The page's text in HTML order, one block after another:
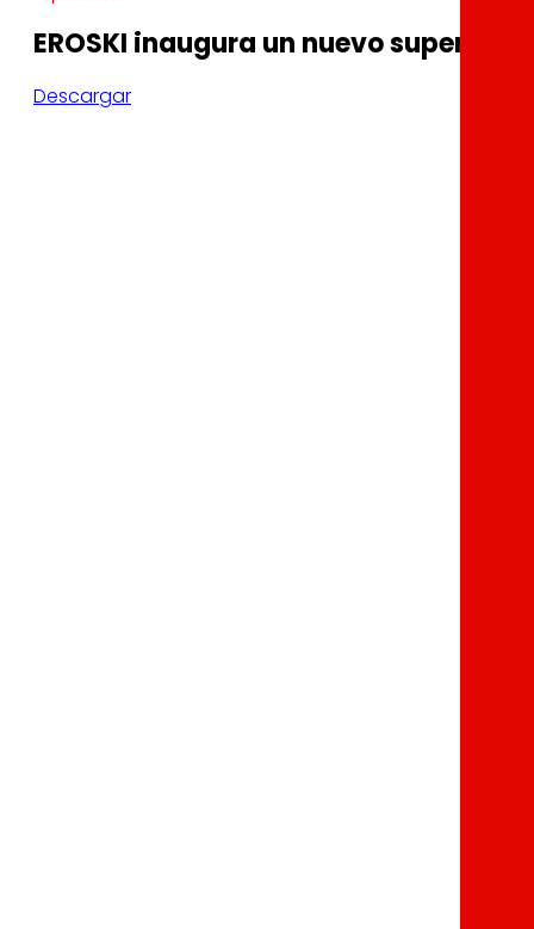
EROSKI inaugura un nuevo
Descargar